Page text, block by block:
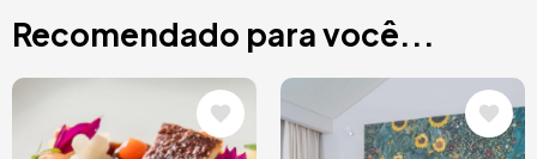
Recomendado para você...
Imagem Imagem